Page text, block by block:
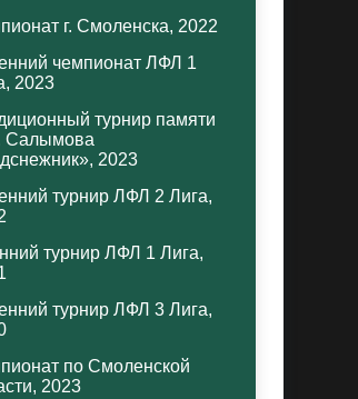
г. Смоленска, 2022
чемпионат ЛФЛ 1
2023
турнир памяти
Салымова
2023
турнир ЛФЛ 2 Лига,
турнир ЛФЛ 1 Лига,
турнир ЛФЛ 3 Лига,
по Смоленской
2023